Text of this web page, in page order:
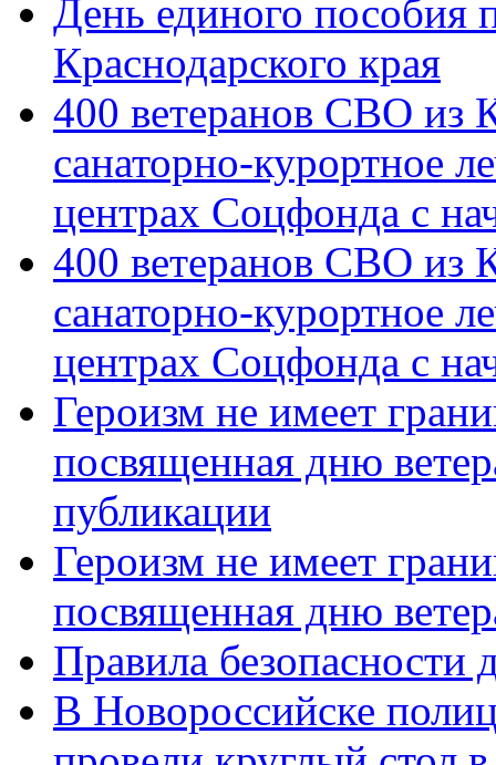
День единого пособия
Краснодарского края
400 ветеранов СВО из
санаторно-курортное
центрах Соцфонда с
400 ветеранов СВО из
санаторно-курортное
центрах Соцфонда с
Героизм не имеет
посвященная дню
публикации
Героизм не имеет
посвященная дню
Правила безопасности
В Новороссийске